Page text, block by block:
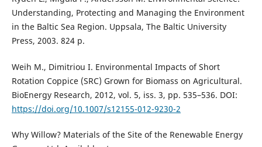
Understanding, Protecting and Managing the Environment
in the Baltic Sea Region. Uppsala, The Baltic University
Press, 2003. 824 p.
Weih M., Dimitriou I. Environmental Impacts of Short
Rotation Coppice (SRC) Grown for Biomass on Agricultural.
BioEnergy Research, 2012, vol. 5, iss. 3, pp. 535–536. DOI:
https://doi.org/10.1007/s12155-012-9230-2
Why Willow? Materials of the Site of the Renewable Energy